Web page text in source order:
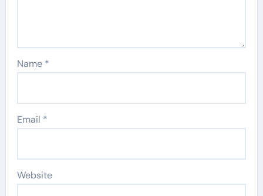
Name *
Email *
Website